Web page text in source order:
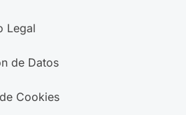
Legal
de Datos
Cookies